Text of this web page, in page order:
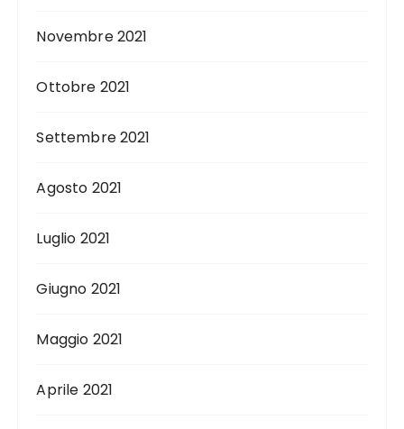
Novembre 2021
Ottobre 2021
Settembre 2021
Agosto 2021
Luglio 2021
Giugno 2021
Maggio 2021
Aprile 2021